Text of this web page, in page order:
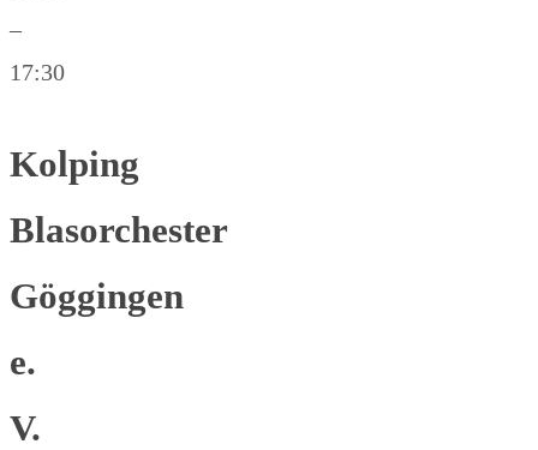
–
17:30
Kolping
Blasorchester
Göggingen
e.
V.